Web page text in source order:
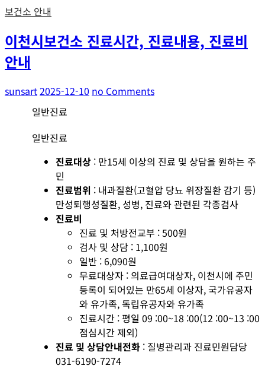
보건소 안내
이천시보건소 진료시간, 진료내용, 진료비
안내
sunsart2025-12-10 no Comments
일반진료
일반진료
진료대상 : 만15세 이상의 진료 및 상담을 원하는 주
민
진료범위 : 내과질환(고혈압 당뇨 위장질환 감기 등)
만성퇴행성질환, 성병, 진료와 관련된 각종검사
진료비
진료 및 처방전교부 : 500원
검사 및 상담 : 1,100원
일반 : 6,090원
무료대상자 : 의료급여대상자, 이천시에 주민
등록이 되어있는 만65세 이상자, 국가유공자
와 유가족, 독립유공자와 유가족
진료시간 : 평일 09 :00~18 :00(12 :00~13 :00
점심시간 제외)
진료 및 상담안내전화 : 질병관리과 진료민원담당
031-6190-7274